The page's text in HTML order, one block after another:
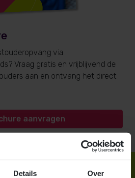
Details Over
via
Vraag gratis en vrijblijvend de
aan en ontvang het direct
aanvragen